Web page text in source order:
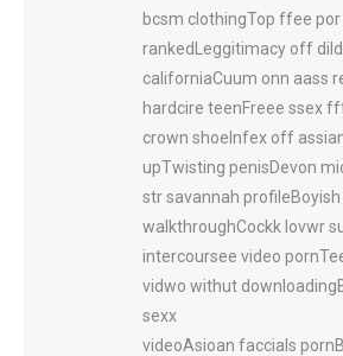
bcsm clothingTop ffee
rankedLeggitimacy off
californiaCuum onn aass
hardcire teenFreee ssex
crown shoeInfex off
upTwisting penisDevon
str savannah
walkthroughCockk lovwr
intercoursee video
vidwo withut
sexx
videoAsioan faccials